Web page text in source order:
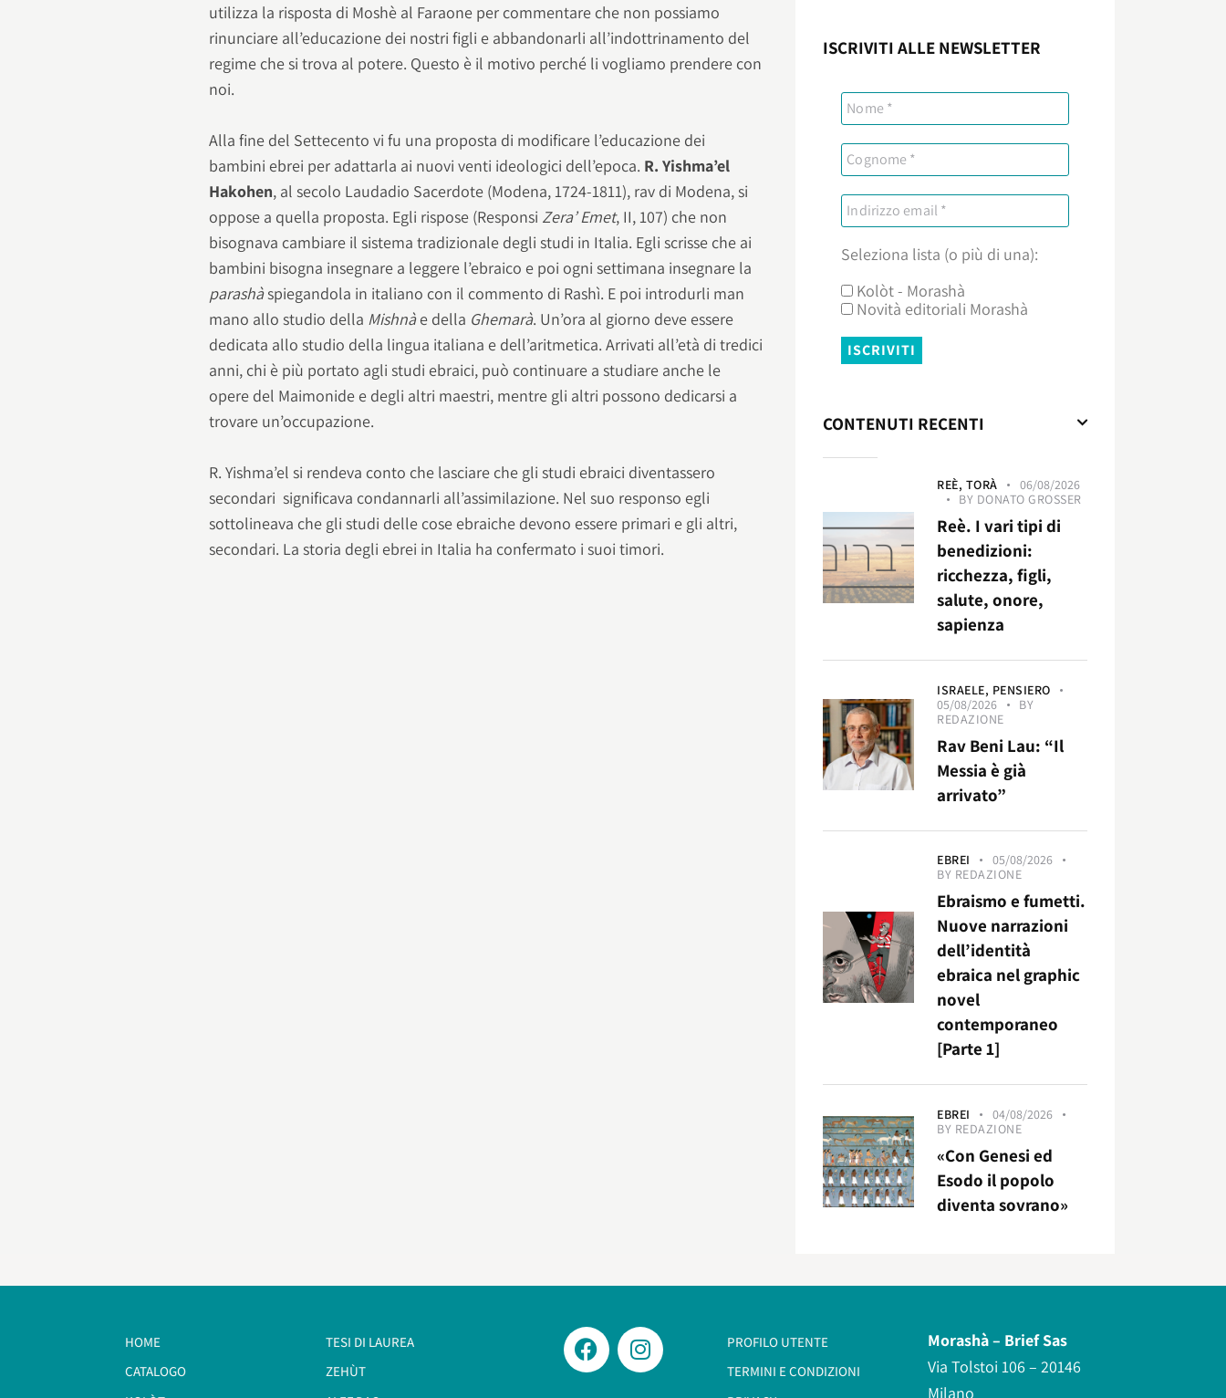
utilizza la risposta di Moshè al Faraone per commentare che non possiamo
rinunciare all’educazione dei nostri figli e abbandonarli all’indottrinamento del
regime che si trova al potere. Questo è il motivo perché li vogliamo prendere con
noi.
Alla fine del Settecento vi fu una proposta di modificare l’educazione dei
bambini ebrei per adattarla ai nuovi venti ideologici dell’epoca. R. Yishma’el
Hakohen, al secolo Laudadio Sacerdote (Modena, 1724-1811), rav di Modena, si
oppose a quella proposta. Egli rispose (Responsi Zera’ Emet, II, 107) che non
bisognava cambiare il sistema tradizionale degli studi in Italia. Egli scrisse che ai
bambini bisogna insegnare a leggere l’ebraico e poi ogni settimana insegnare la
parashàspiegandola in italiano con il commento di Rashì. E poi introdurli man
mano allo studio della Mishnàe della Ghemarà. Un’ora al giorno deve essere
dedicata allo studio della lingua italiana e dell’aritmetica. Arrivati all’età di tredici
anni, chi è più portato agli studi ebraici, può continuare a studiare anche le
opere del Maimonide e degli altri maestri, mentre gli altri possono dedicarsi a
trovare un’occupazione.
R. Yishma’el si rendeva conto che lasciare che gli studi ebraici diventassero
secondari significava condannarli all’assimilazione. Nel suo responso egli
sottolineava che gli studi delle cose ebraiche devono essere primari e gli altri,
secondari. La storia degli ebrei in Italia ha confermato i suoi timori.
ISCRIVITI ALLE NEWSLETTER
Seleziona lista (o più di una):
Kolòt - Morashà
Novità editoriali Morashà
CONTENUTI RECENTI
REÈ, TORÀ
06/08/2026
BY DONATO GROSSER
Reè. I vari tipi di
benedizioni:
ricchezza, figli,
salute, onore,
sapienza
ISRAELE, PENSIERO
05/08/2026
BY
REDAZIONE
Rav Beni Lau: “Il
Messia è già
arrivato”
EBREI
05/08/2026
BY REDAZIONE
Ebraismo e fumetti.
Nuove narrazioni
dell’identità
ebraica nel graphic
novel
contemporaneo
[Parte 1]
EBREI
04/08/2026
BY REDAZIONE
«Con Genesi ed
Esodo il popolo
diventa sovrano»
HOME
CATALOGO
TESI DI LAUREA
ZEHÙT
PROFILO UTENTE
TERMINI E CONDIZIONI
Morashà – Brief Sas
Via Tolstoi 106 – 20146
Milano